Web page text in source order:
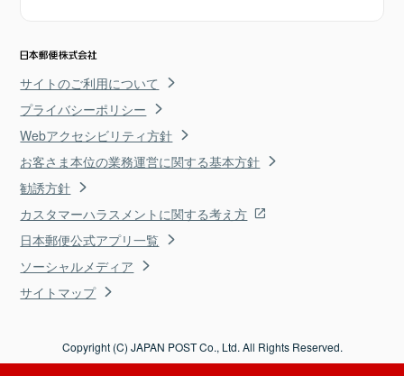
サイトのご利用について
プライバシーポリシー
Webアクセシビリティ方針
お客さま本位の業務運営に関する基本方針
勧誘方針
カスタマーハラスメントに関する考え方
日本郵便公式アプリ一覧
ソーシャルメディア
サイトマップ
Copyright (C) JAPAN POST Co., Ltd. All Rights Reserved.